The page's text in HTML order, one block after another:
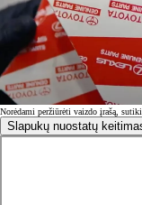
Norėdami peržiūrėti vaizdo įrašą,
Slapukų nuostatų